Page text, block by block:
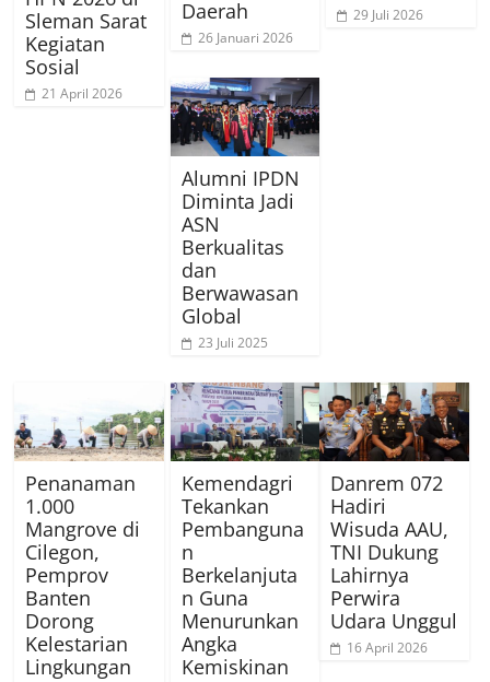
Sleman Sarat
Kegiatan
Sosial
21 April 2026
Daerah
26 Januari 2026
29 Juli 2026
Alumni IPDN
Diminta Jadi
ASN
Berkualitas
dan
Berwawasan
Global
23 Juli 2025
Penanaman
1.000
Mangrove di
Cilegon,
Pemprov
Banten
Dorong
Kelestarian
Lingkungan
Kemendagri
Tekankan
Pembanguna
n
Berkelanjuta
n Guna
Menurunkan
Angka
Kemiskinan
Danrem 072
Hadiri
Wisuda AAU,
TNI Dukung
Lahirnya
Perwira
Udara Unggul
16 April 2026